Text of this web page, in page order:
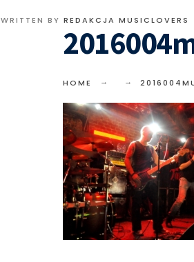
WRITTEN BY REDAKCJA MUSICLOVERS
HOME